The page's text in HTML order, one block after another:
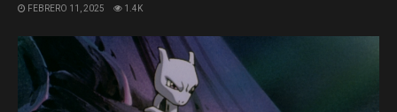
FEBRERO 11, 2025 1.4K